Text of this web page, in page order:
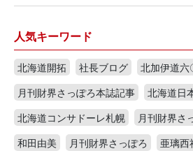
人気キーワード
北海道開拓 社長ブログ
北加伊道六
月刊財界さっぽろ本誌記事
北海道日
北海道コンサドーレ札幌
月刊財界さ
和田由美
月刊財界さっぽろ 亜璃西